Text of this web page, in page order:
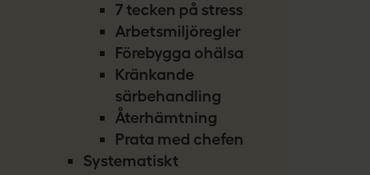
7 tecken på stress
Arbetsmiljöregler
Förebygga ohälsa
Kränkande
särbehandling
Återhämtning
Prata med chefen
Systematiskt